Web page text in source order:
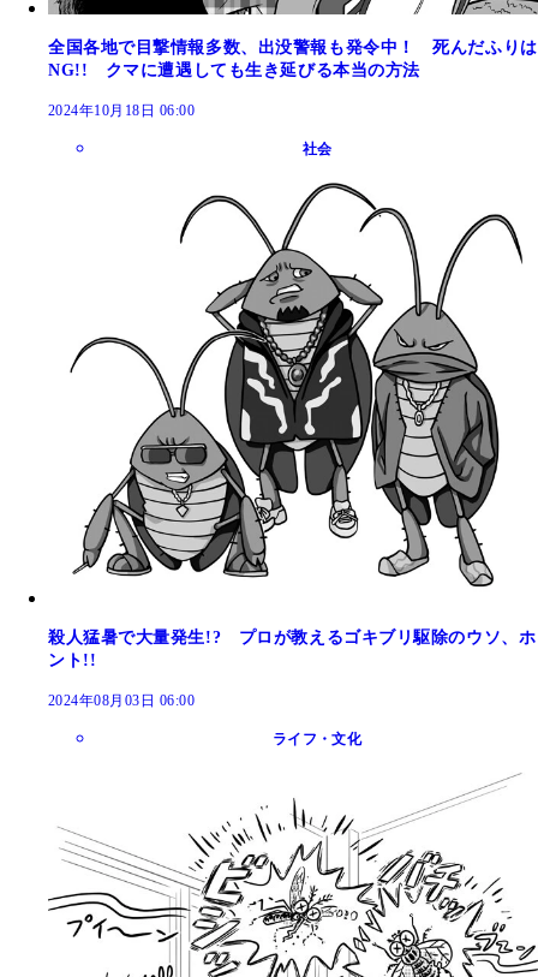
全国各地で目撃情報多数、出没警報も発令中！ 死んだふりは
NG!! クマに遭遇しても生き延びる本当の方法
2024年10月18日 06:00
社会
殺人猛暑で大量発生!? プロが教えるゴキブリ駆除のウソ、ホ
ント!!
2024年08月03日 06:00
ライフ・文化